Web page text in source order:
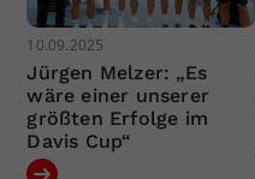
10.09.2025
Jürgen Melzer: „Es
wäre einer unserer
größten Erfolge im
Davis Cup“